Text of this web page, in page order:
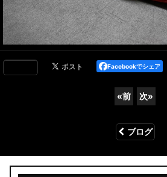
Facebookでシェア
«前 次»
ブログ